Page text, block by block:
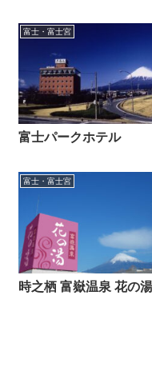
富士・富士宮
富士パークホテル
富士・富士宮
時之栖 富嶽温泉 花の湯